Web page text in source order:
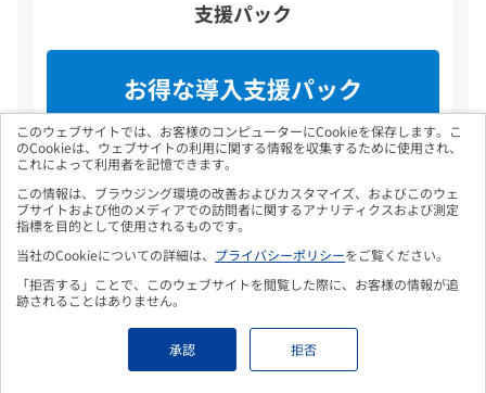
このウェブサイトでは、お客様のコンピューターにCookieを保存します。こ
のCookieは、ウェブサイトの利用に関する情報を収集するために使用され、
これによって利用者を記憶できます。
この情報は、ブラウジング環境の改善およびカスタマイズ、およびこのウェ
ブサイトおよび他のメディアでの訪問者に関するアナリティクスおよび測定
指標を目的として使用されるものです。
当社のCookieについての詳細は、 プライバシーポリシーをご覧ください。
「拒否する」ことで、このウェブサイトを閲覧した際に、お客様の情報が追
跡されることはありません。
承認 拒否
支援パック
お得な導入支援パック
管理者向け教育
+
ポリシー設定代行
（+ 弊社からのライセンス購入の場合
は問い合わせサポートが無料）